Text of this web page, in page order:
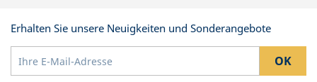
Erhalten Sie unsere Neuigkeiten und Sonderangebote